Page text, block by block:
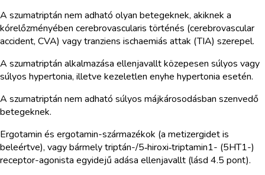
A szumatriptán nem adható olyan betegeknek, akiknek a
kórelőzményében cerebrovascularis történés (cerebrovascular
accident, CVA) vagy tranziens ischaemiás attak (TIA) szerepel.
A szumatriptán alkalmazása ellenjavallt közepesen súlyos vagy
súlyos hypertonia, illetve kezeletlen enyhe hypertonia esetén.
A szumatriptán nem adható súlyos májkárosodásban szenvedő
betegeknek.
Ergotamin és ergotamin-származékok (a metizergidet is
beleértve), vagy bármely triptán-/5‑hiroxi‑triptamin1- (5HT1-)
receptor-agonista egyidejű adása ellenjavallt (lásd 4.5 pont).